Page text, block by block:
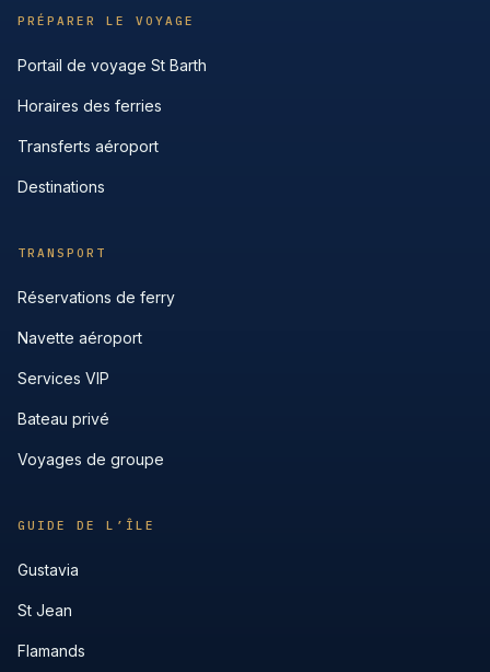
PRÉPARER LE VOYAGE
Portail de voyage St Barth
Horaires des ferries
Transferts aéroport
Destinations
TRANSPORT
Réservations de ferry
Navette aéroport
Services VIP
Bateau privé
Voyages de groupe
GUIDE DE L’ÎLE
Gustavia
St Jean
Flamands